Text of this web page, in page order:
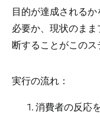
目的が達成される
必要か、現状のま
断することがこのス
実行の流れ：
消費者の反応